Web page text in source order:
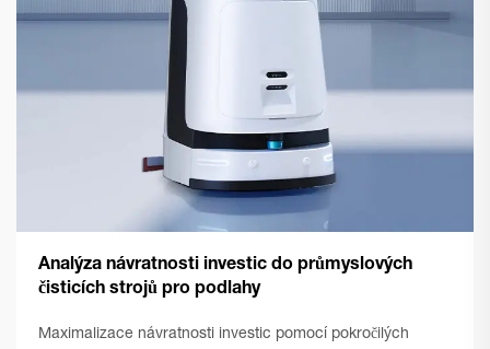
Analýza návratnosti investic do průmyslových
čisticích strojů pro podlahy
Maximalizace návratnosti investic pomocí pokročilých